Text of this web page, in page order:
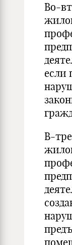
Во-
если
В-